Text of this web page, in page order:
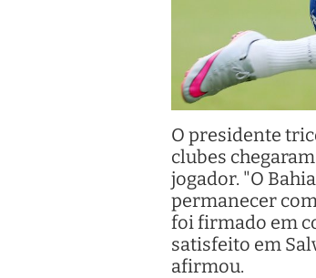
O presidente
clubes
jogador. "O
permanecer
foi firmado em
satisfeito em
afirmou.